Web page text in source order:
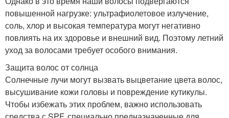
повышенной нагрузке: ультрафиолетовое излучение,
соль, хлор и высокая температура могут негативно
повлиять на их здоровье и внешний вид. Поэтому летний
уход за волосами требует особого внимания.
Защита волос от солнца
Солнечные лучи могут вызвать выцветание цвета волос,
высушивание кожи головы и повреждение кутикулы.
Чтобы избежать этих проблем, важно использовать